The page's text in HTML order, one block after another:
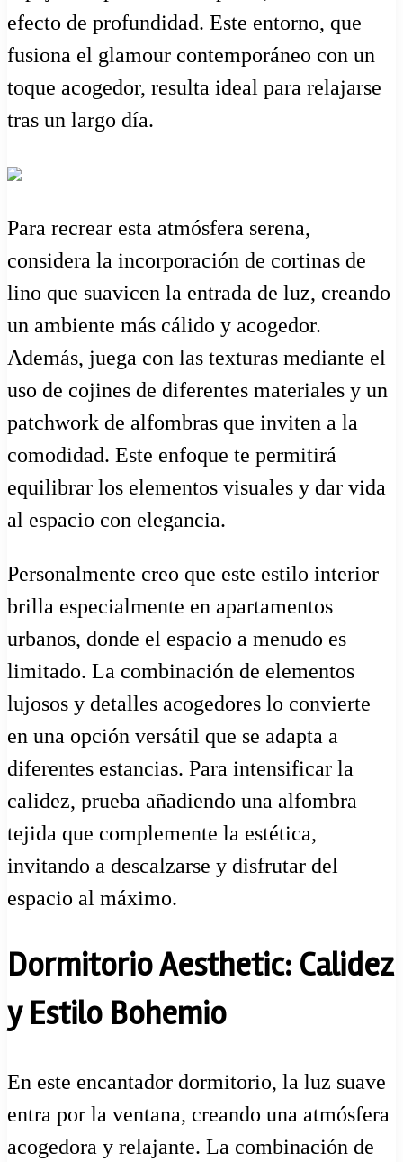
efecto de profundidad. Este entorno, que
fusiona el glamour contemporáneo con un
toque acogedor, resulta ideal para relajarse
tras un largo día.
Para recrear esta atmósfera serena,
considera la incorporación de cortinas de
lino que suavicen la entrada de luz, creando
un ambiente más cálido y acogedor.
Además, juega con las texturas mediante el
uso de cojines de diferentes materiales y un
patchwork de alfombras que inviten a la
comodidad. Este enfoque te permitirá
equilibrar los elementos visuales y dar vida
al espacio con elegancia.
Personalmente creo que este estilo interior
brilla especialmente en apartamentos
urbanos, donde el espacio a menudo es
limitado. La combinación de elementos
lujosos y detalles acogedores lo convierte
en una opción versátil que se adapta a
diferentes estancias. Para intensificar la
calidez, prueba añadiendo una alfombra
tejida que complemente la estética,
invitando a descalzarse y disfrutar del
espacio al máximo.
Dormitorio Aesthetic: Calidez
y Estilo Bohemio
En este encantador dormitorio, la luz suave
entra por la ventana, creando una atmósfera
acogedora y relajante. La combinación de